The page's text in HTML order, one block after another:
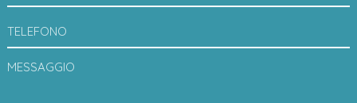
TELEFONO
MESSAGGIO